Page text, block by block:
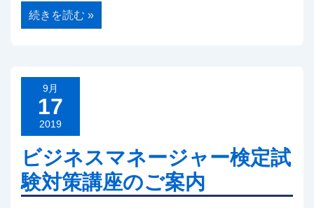
一
時
支
録
に
い
て
(5/31
締
切)
続きを読む »
9月
17
2019
ビジネスマネージャー検定試
験対策講座のご案内